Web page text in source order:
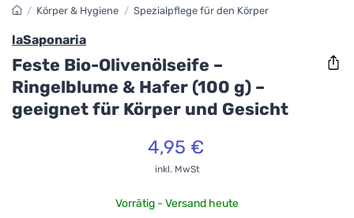
/ Körper & Hygiene / Spezialpflege für den Körper
laSaponaria
Feste Bio-Olivenölseife –
Ringelblume & Hafer (100 g) –
geeignet für Körper und Gesicht
4,95 €
inkl. MwSt
Vorrätig - Versand heute